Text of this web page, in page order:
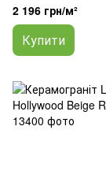
2 196 грн/м²
Купити